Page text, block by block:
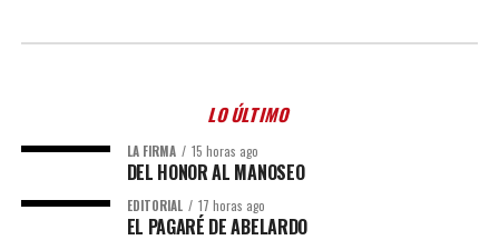
LO ÚLTIMO
LA FIRMA 15 horas ago
DEL HONOR AL MANOSEO
EDITORIAL 17 horas ago
EL PAGARÉ DE ABELARDO